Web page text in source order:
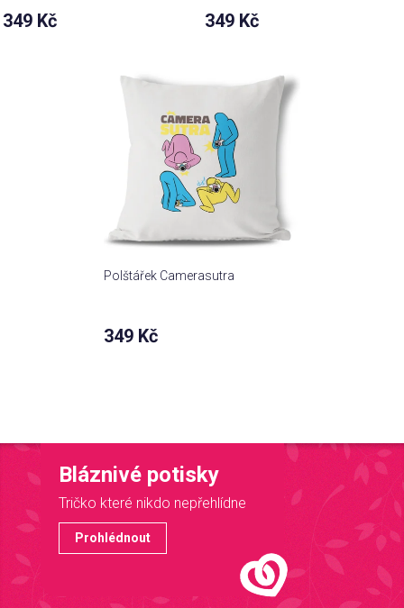
hodnocení
produktu
349 Kč 349 Kč
Polštářek Camerasutra
349 Kč
Bláznivé potisky
Tričko které nikdo nepřehlídne
Prohlédnout